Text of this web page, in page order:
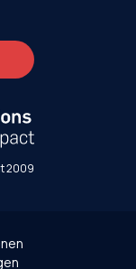
2009